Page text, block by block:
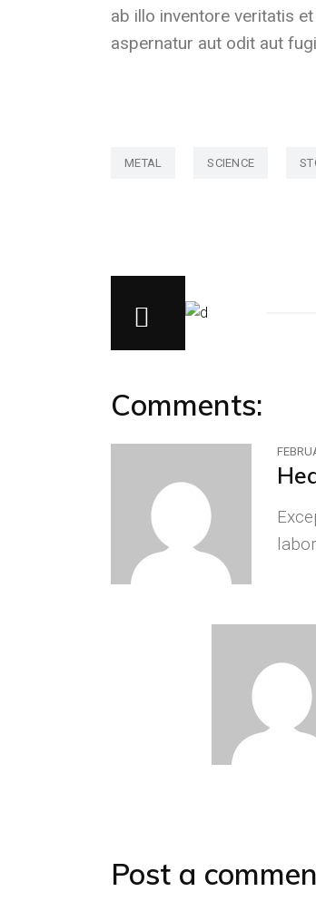
ab illo inventore veritatis
aspernatur aut odit aut
METAL SCIENCE
Comments:
Post a